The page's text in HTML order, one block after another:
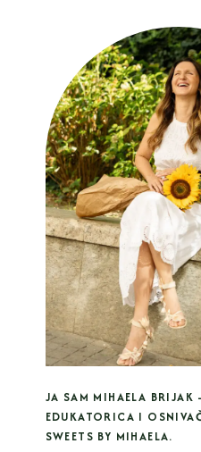
JA SAM MIHAELA
EDUKATORICA I
SWEETS BY MIHAELA.